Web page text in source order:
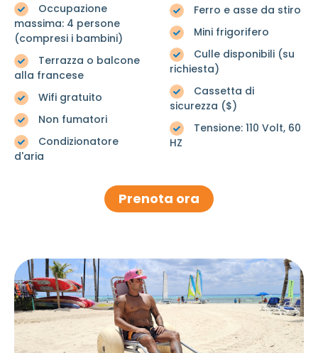
Occupazione
massima: 4 persone
(compresi i bambini)
Terrazza o balcone
alla francese
Wifi gratuito
Non fumatori
Condizionatore
d'aria
Ferro e asse da stiro
Mini frigorifero
Culle disponibili (su
richiesta)
Cassetta di
sicurezza ($)
Tensione: 110 Volt, 60
HZ
Prenota ora